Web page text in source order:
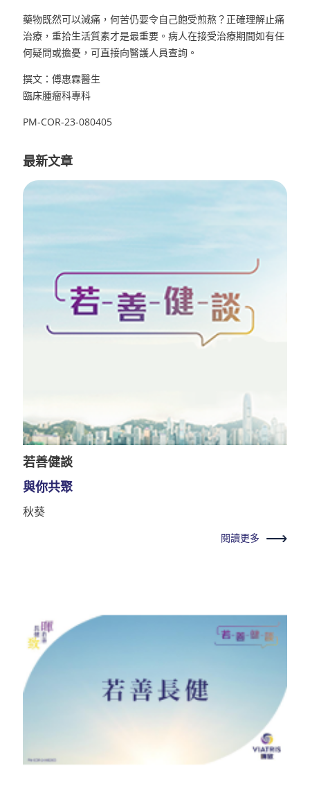
藥物既然可以減痛，何苦仍要令自己飽受煎熬？正確理解止痛
治療，重拾生活質素才是最重要。病人在接受治療期間如有任
何疑問或擔憂，可直接向醫護人員查詢。
撰文：傅惠霖醫生
臨床腫瘤科專科
PM-COR-23-080405
最新文章
若善健談
與你共聚
秋葵
閱讀更多